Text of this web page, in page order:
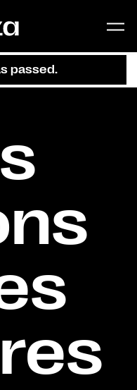
passed.